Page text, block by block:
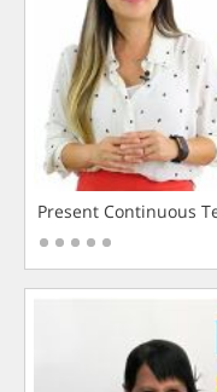
Present Continuous